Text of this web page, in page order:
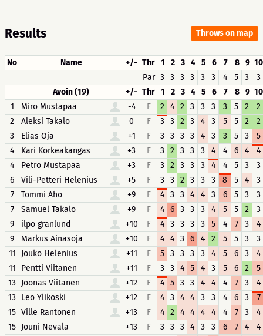
Results Throws on map
No Name +/- Thr 1 2 3 4 5 6 7 8 9 10
Par 3 3 3 3 3 3 4 5 3
3
Avoin (19)
+/- Thr 1 2 3 4 5 6 7 8 9 10
1
Miro Mustapää -4 F 2 4 2 3 3 3 3 5 2
2
2
Aleksi Takalo 0 F 3 3 2 3 4 3 5 5 2
2
3
Elias Oja +1 F 3 3 3 3 4 3 3 5 3
5
4
Kari Korkeakangas +3 F 3 2 3 3 3 4 4 6 4
4
4
Petro Mustapää +3 F 3 2 3 3 3 4 4 5 3
3
6
Vili-Petteri Helenius +5 F 3 3 2 3 3 3 8 5 4
3
7
Tommi Aho +9 F 4 3 3 4 4 3 6 5 3
3
7
Samuel Takalo +9 F 4 6 3 3 3 4 5 5 2
3
9
ilpo granlund +10 F 4 3 3 3 3 5 4 7 3
4
9
Markus Ainasoja +10 F 4 4 3 6 4 2 5 5 3
3
11
Jouko Helenius +11 F 5 3 3 3 3 4 5 6 3
4
11
Pentti Viitanen +11 F 3 3 4 5 4 3 5 6 2
5
13 Joonas Viitanen +12 F 4 5 3 3 4 4 4 7 3
4
13 Leo Ylikoski +12 F 4 3 4 4 3 3 4 6 3
7
15 Ville Rantonen +13 F 4 2 4 4 4 4 4 7 3
4
15 Jouni Nevala +13 F 3 3 3 4 3 3 6 7 4
4